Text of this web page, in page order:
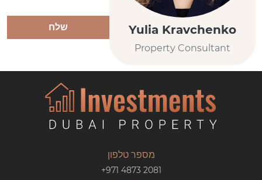
Yulia Kravchenko
Property Consultant
שלח
מספר טלפון
+971 4873 2081